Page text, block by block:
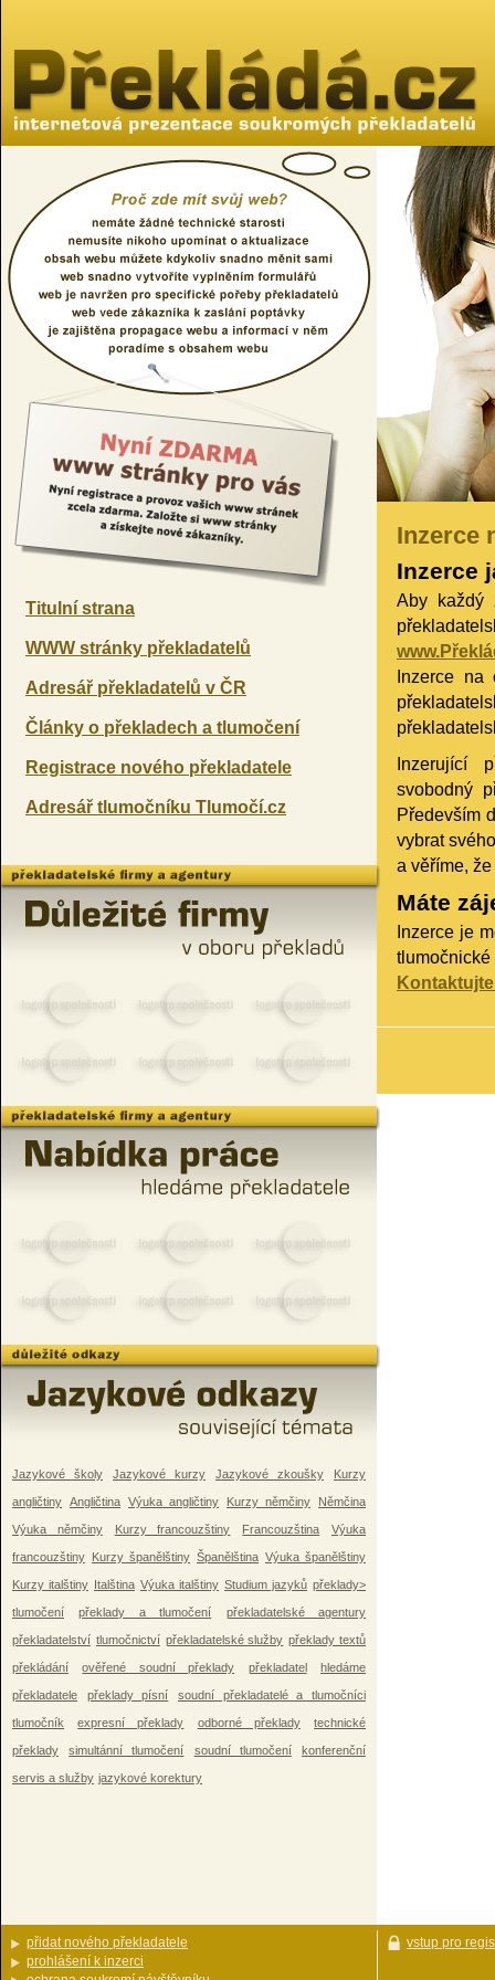
Inzerce
Inzerce
Aby každý
Inzerce
Inzerující
svobodný
Především
vybrat
a věříme,
Máte
Inzerce je
Titulní strana
WWW stránky překladatelů
Adresář překladatelů v ČR
Články o překladech a tlumočení
Registrace nového překladatele
Adresář tlumočníku Tlumočí.cz
Jazykové školy Jazykové kurzy Jazykové zkoušky Kurzy
angličtiny Angličtina Výuka angličtiny Kurzy němčiny Němčina
Výuka němčiny Kurzy francouzštiny Francouzština Výuka
francouzštiny Kurzy španělštiny Španělština Výuka španělštiny
Kurzy italštiny Italština Výuka italštiny Studium jazyků překlady>
tlumočení překlady a tlumočení překladatelské agentury
překladatelství tlumočnictví překladatelské služby překlady textů
překládání ověřené soudní překlady překladatel hledáme
překladatele překlady písní soudní překladatelé a tlumočníci
tlumočník expresní překlady odborné překlady technické
překlady simultánní tlumočení soudní tlumočení konferenční
servis a služby jazykové korektury
přidat nového překladatele
prohlášení k inzerci
vstup pro